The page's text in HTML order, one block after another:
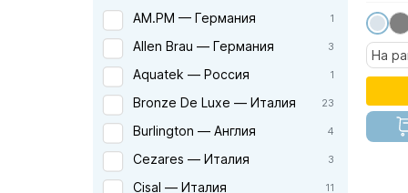
AM.PM — Германия 1
Allen Brau — Германия 3
Aquatek — Россия 1
Bronze De Luxe — Италия 23
Burlington — Англия 4
Cezares — Италия 3
Cisal — Италия 11
На